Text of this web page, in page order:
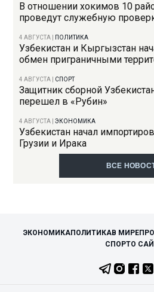
В отношении хокимов 10
проведут служебную
4 АВГУСТА ПОЛИТИКА
Узбекистан и Кыргызстан
обмен приграничными
4 АВГУСТА СПОРТ
Защитник сборной
перешел в «Рубин»
4 АВГУСТА |ЭКОНОМИКА
Узбекистан начал
Грузии и Ирака
ВСЕ
ЭКОНОМИКАПОЛИТИКАВ МИРЕ
СПОРТО